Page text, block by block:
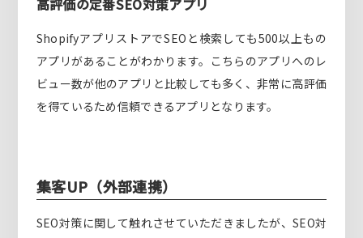
高評価の定番SEO対策アプリ
ShopifyアプリストアでSEOと検索しても500以上もの
アプリがあることがわかります。こちらのアプリへのレ
ビュー数が他のアプリと比較しても多く、非常に高評価
を得ているため信頼できるアプリとなります。
集客UP（外部連携）
SEO対策に関して触れさせていただきましたが、SEO対